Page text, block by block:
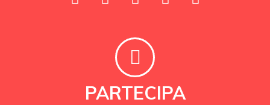
PARTECIPA